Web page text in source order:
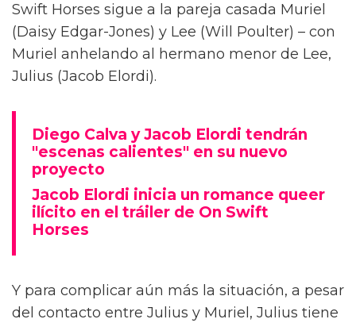
Swift Horses sigue a la pareja casada Muriel
(Daisy Edgar-Jones) y Lee (Will Poulter) – con
Muriel anhelando al hermano menor de Lee,
Julius (Jacob Elordi).
Diego Calva y Jacob Elordi tendrán
"escenas calientes" en su nuevo
proyecto
Jacob Elordi inicia un romance queer
ilícito en el tráiler de On Swift
Horses
Y para complicar aún más la situación, a pesar
del contacto entre Julius y Muriel, Julius tiene